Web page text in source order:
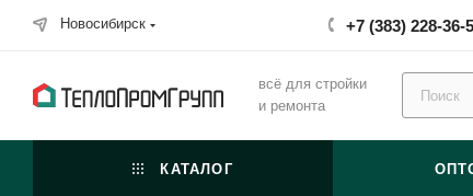
Новосибирск +7 (383) 228-36-
всё для стройки
и ремонта
КАТАЛОГ